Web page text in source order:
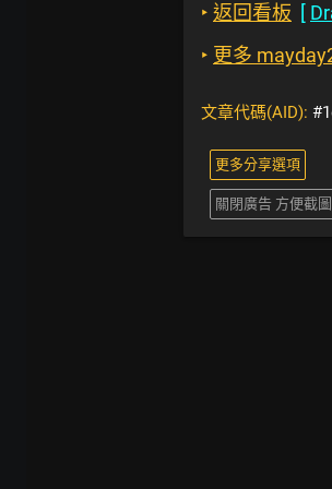
‣ 返回看板 [
‣ 更多
文章代碼(AID):
更多分享選項
關閉廣告 方便截圖